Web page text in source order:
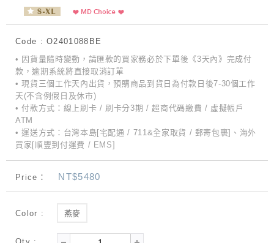
Code : O2401088BE
• 因貨量隨時變動，請匯款的買家務必於下單後《3天內》完成付
款，逾期系統將直接取消訂單
• 現貨三個工作天內出貨，預購商品到貨日為付款日後7-30個工作
天(不含例假日及休市)
• 付款方式：線上刷卡 / 刷卡分3期 / 超商代碼繳費 / 虛擬帳戶
ATM
• 運送方式：台灣本島[宅配通 / 711&全家取貨 / 郵寄包裹]、海外
買家[順豐到付運費 / EMS]
Price： NT$5480
Color : 燕麥